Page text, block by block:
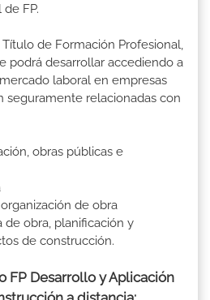
FP.
de Formación Profesional,
podrá desarrollar accediendo a
laboral en empresas
seguramente relacionadas con
obras públicas e
de obra
obra, planificación y
de construcción.
FP Desarrollo y Aplicación